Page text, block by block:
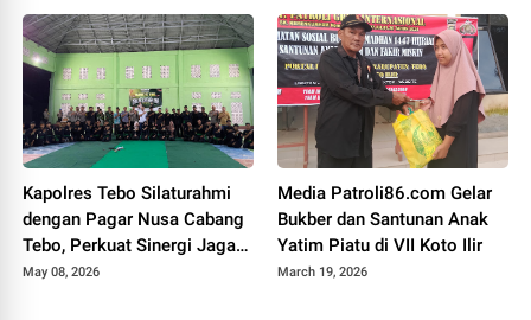
Kapolres Tebo Silaturahmi
dengan Pagar Nusa Cabang
Tebo, Perkuat Sinergi Jaga
Kamtibmas
May 08, 2026
Media Patroli86.com Gelar
Bukber dan Santunan Anak
Yatim Piatu di VII Koto Ilir
March 19, 2026